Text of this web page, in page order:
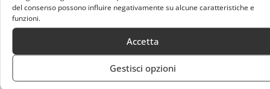
del consenso possono influire negativamente su alcune caratteristiche e
funzioni.
Accetta
Gestisci opzioni
Milano celebra la danza urbana con Red Bull
Dance Your Style